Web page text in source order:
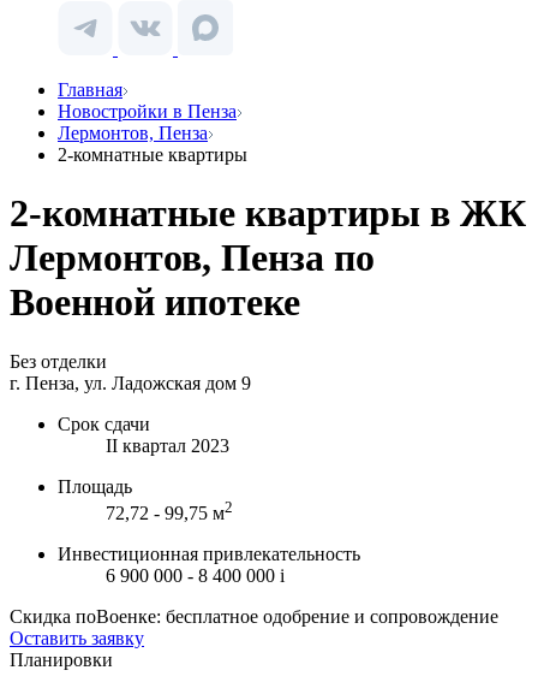
Главная
Новостройки в Пенза
Лермонтов, Пенза
2-комнатные квартиры
2-комнатные квартиры в ЖК
Лермонтов, Пенза по
Военной ипотеке
Без отделки
г. Пенза, ул. Ладожская дом 9
Срок сдачи
II квартал 2023
Площадь
72,72 - 99,75 м2
Инвестиционная привлекательность
6 900 000 - 8 400 000 i
Скидка поВоенке: бесплатное одобрение и сопровождение
Оставить заявку
Планировки